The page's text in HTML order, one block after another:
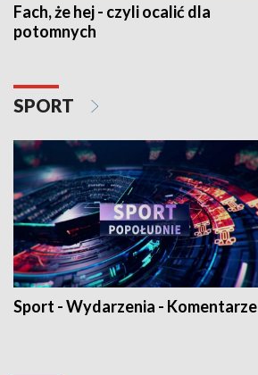
Fach, że hej - czyli ocalić dla
potomnych
SPORT
Sport - Wydarzenia - Komentarze